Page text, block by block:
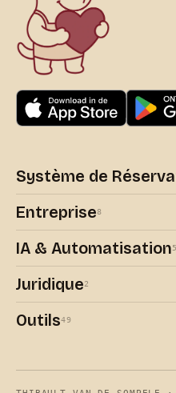
Système de
Entreprise8
IA & Automatisation5
Juridique2
Outils49